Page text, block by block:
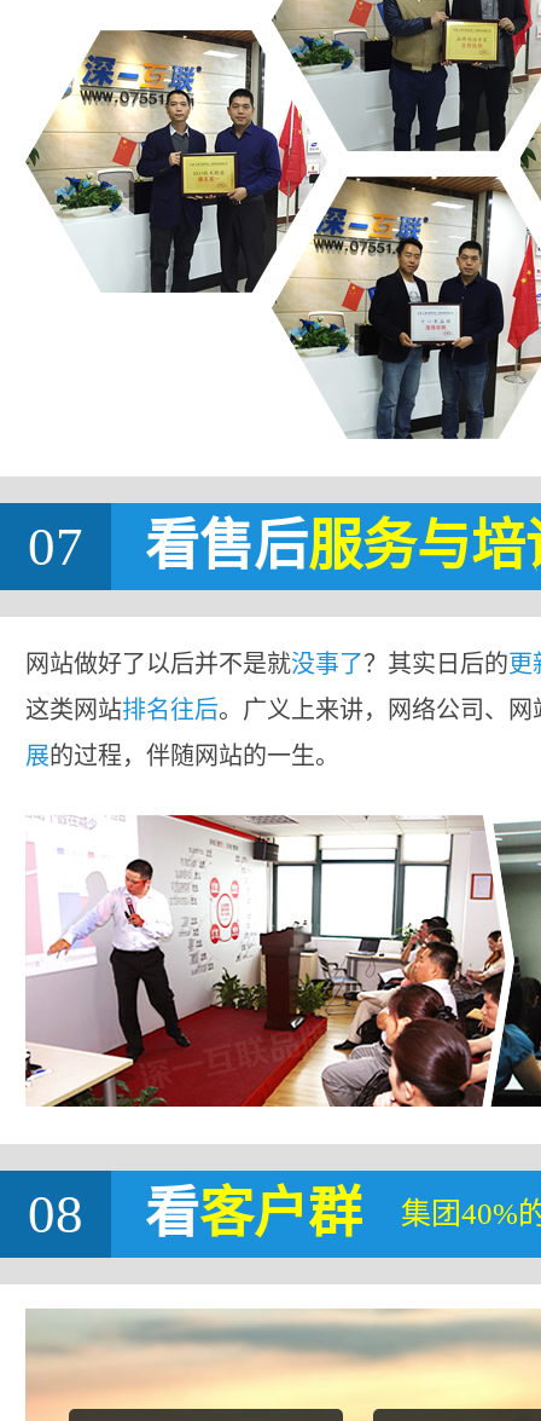
07 看售后服务与培
网站做好了以后并不是就没事了？其实日后的更
这类网站排名往后。广义上来讲，网络公司、
展的过程，伴随网站的一生。
08 看客户群 集团40%